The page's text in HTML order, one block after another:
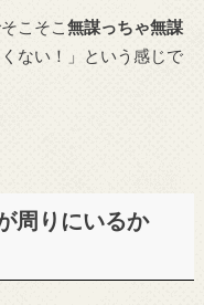
こそこ 無謀っちゃ無謀
ない！」という感じで
周りにいるか